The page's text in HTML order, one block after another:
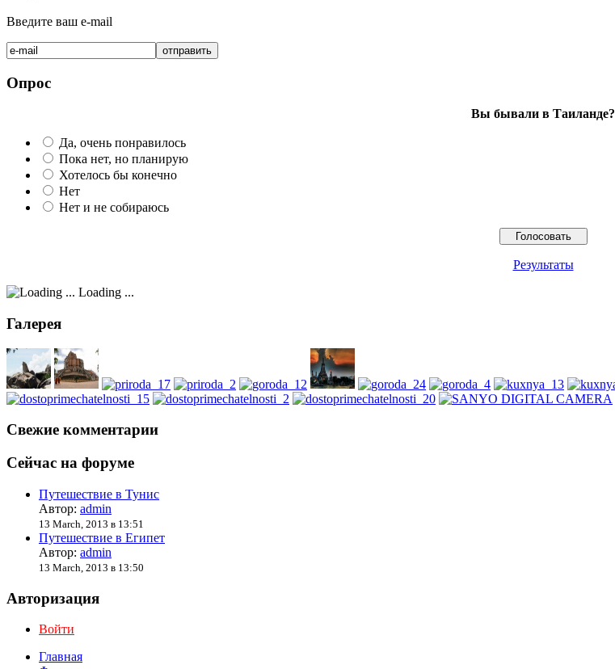
Введите ваш e-mail
Опрос
Вы бывали в Таиланде?
Да, очень понравилось
Пока нет, но планирую
Хотелось бы конечно
Нет
Нет и не собираюсь
Результаты
Loading ...
Галерея
Свежие комментарии
Сейчас на форуме
Путешествие в Тунис
Автор: admin
13 March, 2013 в 13:51
Путешествие в Египет
Автор: admin
13 March, 2013 в 13:50
Авторизация
Войти
Главная